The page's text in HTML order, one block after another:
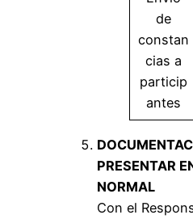
de
constan
cias a
particip
antes
PRESENTAR
NORMAL
Con el